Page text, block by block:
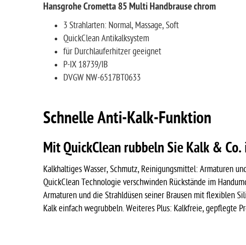
Hansgrohe Crometta 85 Multi Handbrause chrom
3 Strahlarten: Normal, Massage, Soft
QuickClean Antikalksystem
für Durchlauferhitzer geeignet
P-IX 18739/IB
DVGW NW-6517BT0633
Schnelle Anti-Kalk-Funktion
Mit QuickClean rubbeln Sie Kalk & Co.
Kalkhaltiges Wasser, Schmutz, Reinigungsmittel: Armaturen
QuickClean Technologie verschwinden Rückstände im
Armaturen und die Strahldüsen seiner Brausen mit flexiblen
Kalk einfach wegrubbeln. Weiteres Plus: Kalkfreie,